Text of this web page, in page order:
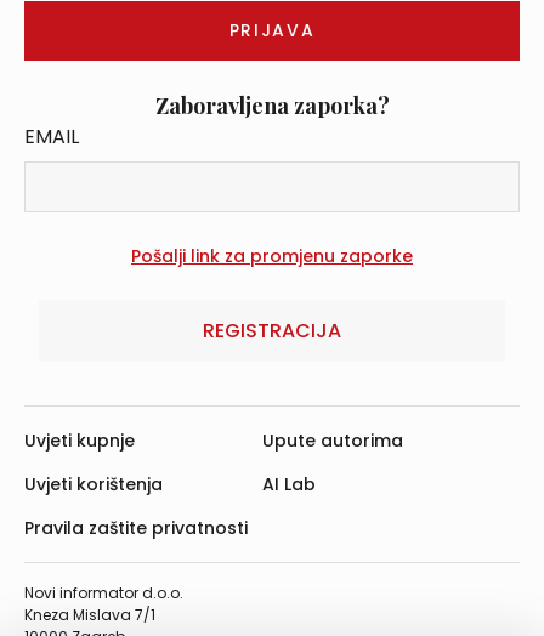
Zaboravljena zaporka?
EMAIL
REGISTRACIJA
Novi informator d.o.o.
Kneza Mislava 7/1
Uvjeti kupnje
Uvjeti korištenja
Pravila zaštite privatnosti
Upute autorima
AI Lab